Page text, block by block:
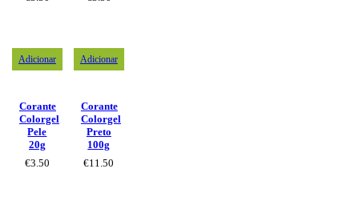
Adicionar
Corante
Colorgel
Pele
20g
€3.50
Adicionar
Corante
Colorgel
Preto
100g
€11.50